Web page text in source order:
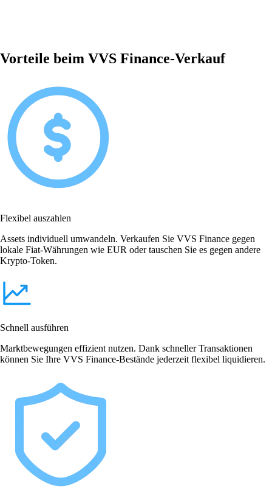
Vorteile beim VVS Finance-Verkauf
Flexibel auszahlen
Assets individuell umwandeln. Verkaufen Sie VVS Finance gegen
lokale Fiat-Währungen wie EUR oder tauschen Sie es gegen andere
Krypto-Token.
Schnell ausführen
Marktbewegungen effizient nutzen. Dank schneller Transaktionen
können Sie Ihre VVS Finance-Bestände jederzeit flexibel liquidieren.